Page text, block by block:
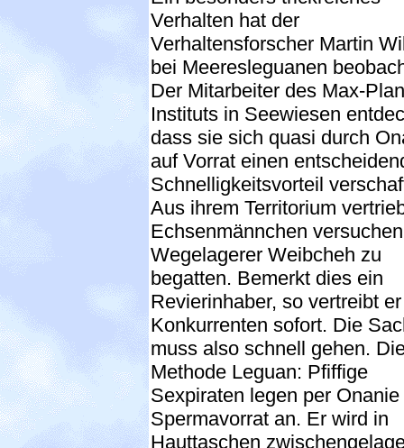
Verhalten hat der
Verhaltensforscher Martin
bei Meeresleguanen
Der Mitarbeiter des Max-
Instituts in Seewiesen
dass sie sich quasi durch
auf Vorrat einen
Schnelligkeitsvorteil
Aus ihrem Territorium
Echsenmännchen
Wegelagerer Weibcheh zu
begatten. Bemerkt dies ein
Revierinhaber, so vertreibt
Konkurrenten sofort. Die
muss also schnell gehen.
Methode Leguan: Pfiffige
Sexpiraten legen per
Spermavorrat an. Er wird in
Hauttaschen